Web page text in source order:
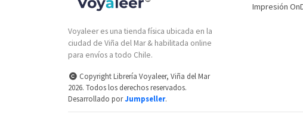
Voyaleer es una tienda física ubicada en la
ciudad de Viña del Mar & habilitada online
para envíos a todo Chile.
Copyright Librería Voyaleer, Viña del Mar
2026. Todos los derechos reservados.
Desarrollado porJumpseller.
Impresión